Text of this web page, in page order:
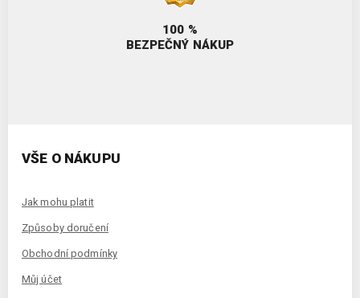
100 %
BEZPEČNÝ NÁKUP
VŠE O NÁKUPU
Jak mohu platit
Způsoby doručení
Obchodní podmínky
Můj účet